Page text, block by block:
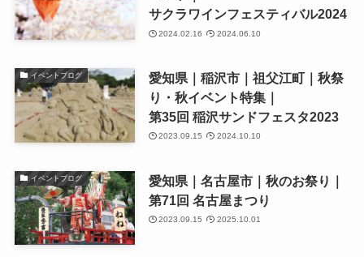
サクラワインフェスティバル2024
2024.02.16 2024.06.10
イベントブログ
愛知県｜稲沢市｜祖父江町｜秋祭
り・秋イベント特集｜
第35回 稲沢サンドフェスタ2023
2023.09.15 2024.10.10
イベントブログ
愛知県｜名古屋市｜秋のお祭り｜
第71回 名古屋まつり
2023.09.15 2025.10.01